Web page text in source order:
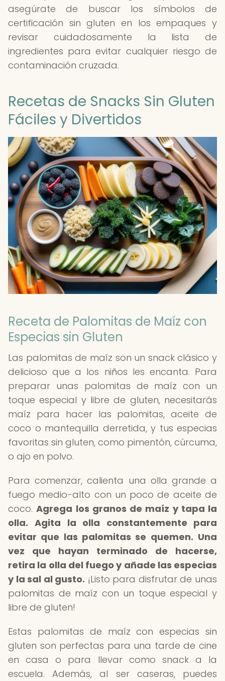
asegúrate de buscar los símbolos de
certificación sin gluten en los empaques y
revisar cuidadosamente la lista de
ingredientes para evitar cualquier riesgo de
contaminación cruzada.
Recetas de Snacks Sin Gluten
Fáciles y Divertidos
Receta de Palomitas de Maíz con
Especias sin Gluten
Las palomitas de maíz son un snack clásico y
delicioso que a los niños les encanta. Para
preparar unas palomitas de maíz con un
toque especial y libre de gluten, necesitarás
maíz para hacer las palomitas, aceite de
coco o mantequilla derretida, y tus especias
favoritas sin gluten, como pimentón, cúrcuma,
o ajo en polvo.
Para comenzar, calienta una olla grande a
fuego medio-alto con un poco de aceite de
coco.Agrega los granos de maíz y tapa la
olla. Agita la olla constantemente para
evitar que las palomitas se quemen. Una
vez que hayan terminado de hacerse,
retira la olla del fuego y añade las especias
y la sal al gusto. ¡Listo para disfrutar de unas
palomitas de maíz con un toque especial y
libre de gluten!
Estas palomitas de maíz con especias sin
gluten son perfectas para una tarde de cine
en casa o para llevar como snack a la
escuela. Además, al ser caseras, puedes